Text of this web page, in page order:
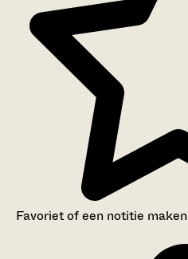
Favoriet of een notitie maken